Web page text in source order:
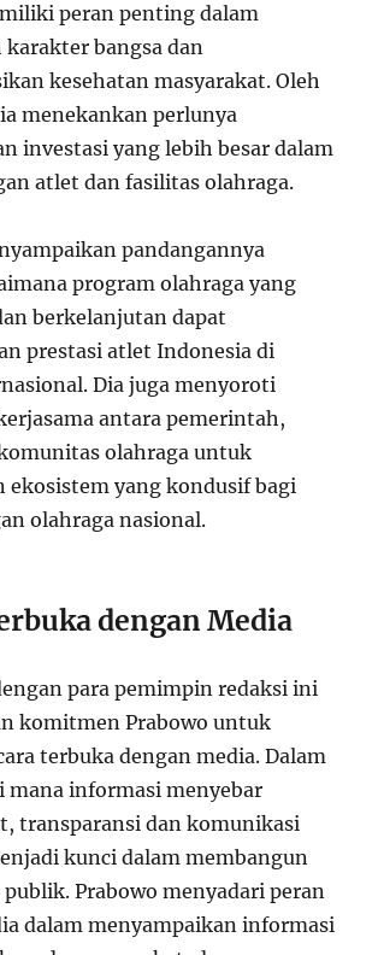
peran penting dalam
bangsa dan
kesehatan masyarakat. Oleh
menekankan perlunya
investasi yang lebih besar dalam
atlet dan fasilitas olahraga.
pandangannya
program olahraga yang
berkelanjutan dapat
prestasi atlet Indonesia di
Dia juga menyoroti
antara pemerintah,
olahraga untuk
ekosistem yang kondusif bagi
olahraga nasional.
dengan Media
para pemimpin redaksi ini
komitmen Prabowo untuk
terbuka dengan media. Dalam
mana informasi menyebar
transparansi dan komunikasi
kunci dalam membangun
publik. Prabowo menyadari peran
dalam menyampaikan informasi